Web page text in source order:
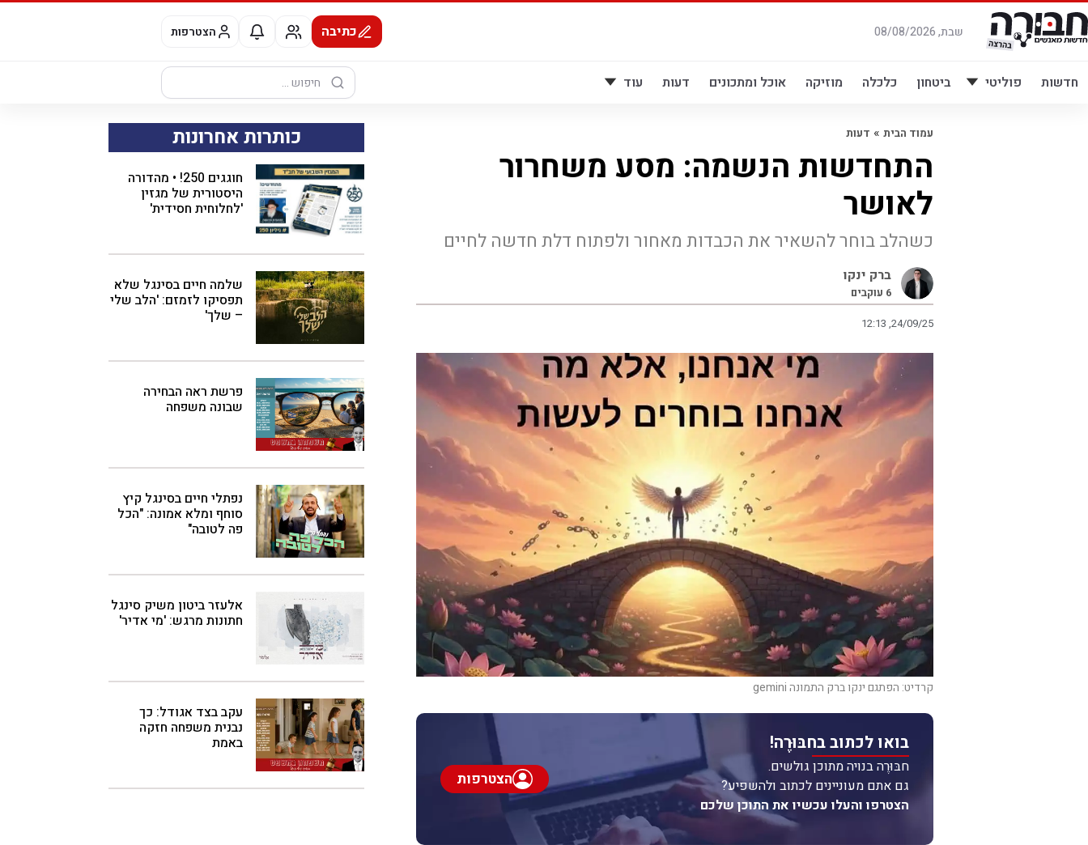
דלג
לתוכן
שבת, 08/08/2026 כתיבה הצטרפות
חדשות פוליטי ביטחון כלכלה מוזיקה אוכל ומתכונים דעות עוד
חיפוש:
עמוד הבית » דעות
התחדשות הנשמה: מסע משחרור
לאושר
כשהלב בוחר להשאיר את הכבדות מאחור ולפתוח דלת חדשה לחיים
ברק ינקו
6 עוקבים
12:13 ,24/09/25
קרדיט: הפתגם ינקו ברק התמונה gemini
בואו לכתוב בחבּוּרֶה!
חבּוּרֶה בנויה מתוכן גולשים.
גם אתם מעוניינים לכתוב ולהשפיע?
הצטרפו והעלו עכשיו את התוכן שלכם
הצטרפות
כותרות אחרונות
חוגגים 250! • מהדורה
היסטורית של מגזין
'לחלוחית חסידית'
שלמה חיים בסינגל שלא
תפסיקו לזמזם: 'הלב שלי
– שלך'
פרשת ראה הבחירה
שבונה משפחה
נפתלי חיים בסינגל קיץ
סוחף ומלא אמונה: "הכל
פה לטובה"
אלעזר ביטון משיק סינגל
חתונות מרגש: 'מי אדיר'
עקב בצד אגודל: כך
נבנית משפחה חזקה
באמת